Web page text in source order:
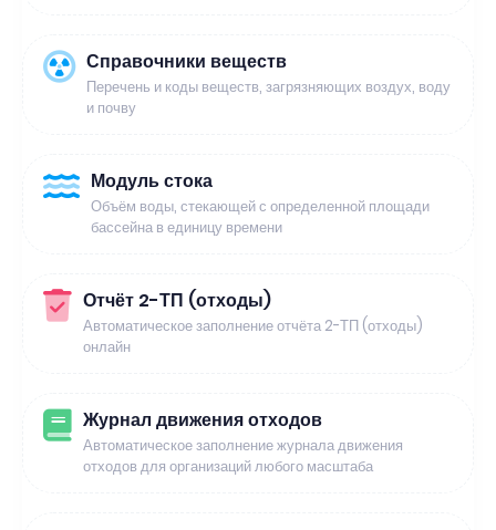
Справочники веществ
Перечень и коды веществ, загрязняющих воздух, воду
и почву
Модуль стока
Объём воды, стекающей с определенной площади
бассейна в единицу времени
Отчёт 2-ТП (отходы)
Автоматическое заполнение отчёта 2-ТП (отходы)
онлайн
Журнал движения отходов
Автоматическое заполнение журнала движения
отходов для организаций любого масштаба